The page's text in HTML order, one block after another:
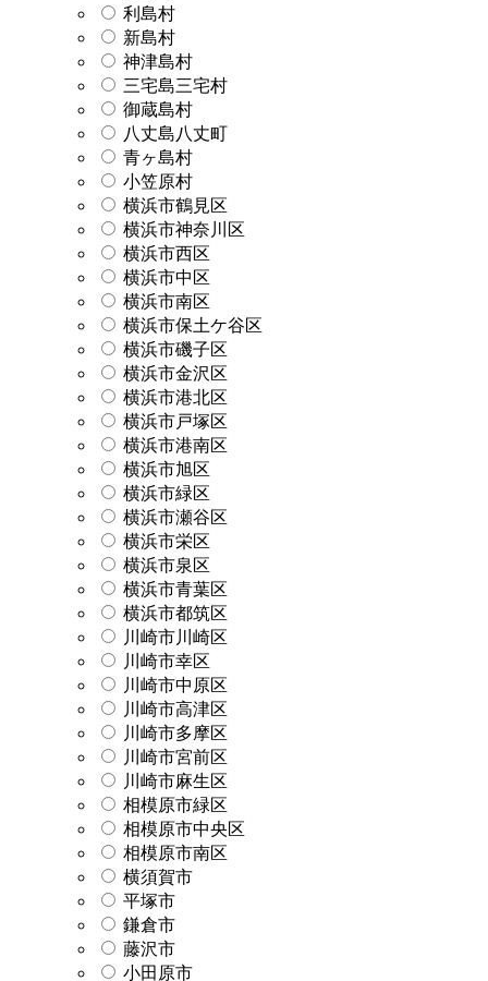
利島村
新島村
神津島村
三宅島三宅村
御蔵島村
八丈島八丈町
青ヶ島村
小笠原村
横浜市鶴見区
横浜市神奈川区
横浜市西区
横浜市中区
横浜市南区
横浜市保土ケ谷区
横浜市磯子区
横浜市金沢区
横浜市港北区
横浜市戸塚区
横浜市港南区
横浜市旭区
横浜市緑区
横浜市瀬谷区
横浜市栄区
横浜市泉区
横浜市青葉区
横浜市都筑区
川崎市川崎区
川崎市幸区
川崎市中原区
川崎市高津区
川崎市多摩区
川崎市宮前区
川崎市麻生区
相模原市緑区
相模原市中央区
相模原市南区
横須賀市
平塚市
鎌倉市
藤沢市
小田原市